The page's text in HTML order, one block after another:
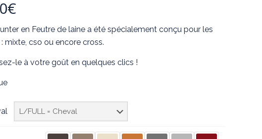
€
en Feutre de laine a été spécialement conçu pour les
mixte, cso ou encore cross.
le à votre goût en quelques clics !